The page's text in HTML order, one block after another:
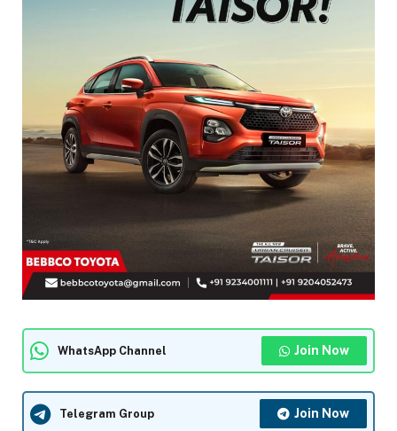
WhatsApp Channel Join Now
Telegram Group Join Now